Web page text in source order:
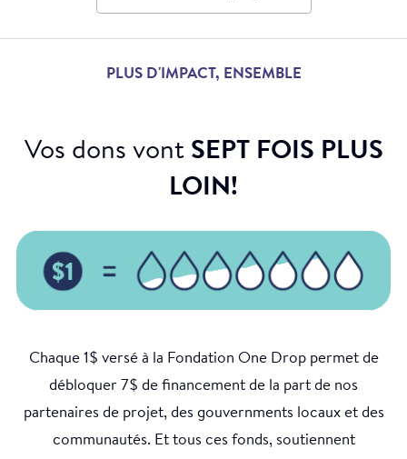
PLUS D'IMPACT, ENSEMBLE
Vos dons vont SEPT FOIS PLUS
LOIN!
Chaque 1$ versé à la Fondation One Drop permet de
débloquer 7$ de financement de la part de nos
partenaires de projet, des gouvernments locaux et des
communautés. Et tous ces fonds, soutiennent